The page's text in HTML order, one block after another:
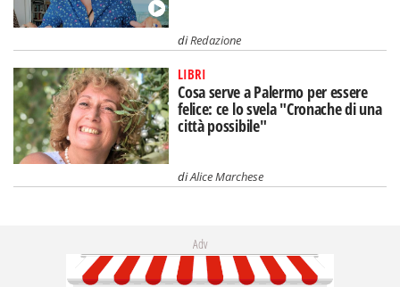
diRedazione
LIBRI
Cosa serve a Palermo per essere
felice: ce lo svela "Cronache di una
città possibile"
diAlice Marchese
Adv